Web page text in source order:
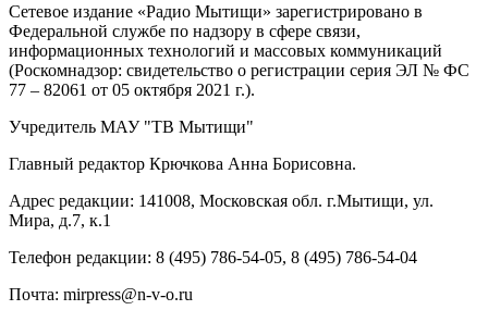
Сетевое издание «Радио Мытищи» зарегистрировано в
Федеральной службе по надзору в сфере связи,
информационных технологий и массовых коммуникаций
(Роскомнадзор: свидетельство о регистрации серия ЭЛ № ФС
77 – 82061 от 05 октября 2021 г.).
Учредитель МАУ "ТВ Мытищи"
Главный редактор Крючкова Анна Борисовна.
Адрес редакции: 141008, Московская обл. г.Мытищи, ул.
Мира, д.7, к.1
Телефон редакции: 8 (495) 786-54-05, 8 (495) 786-54-04
Почта: mirpress@n-v-o.ru